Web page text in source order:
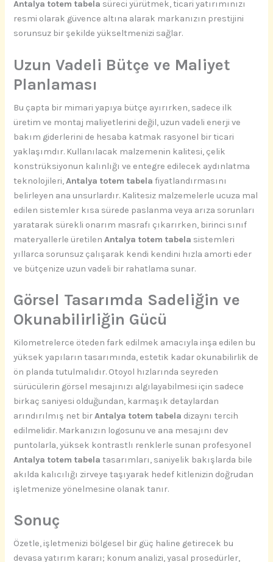
Antalya totem tabela süreci yürütmek, ticari yatırımınızı
resmi olarak güvence altına alarak markanızın prestijini
sorunsuz bir şekilde yükseltmenizi sağlar.
Uzun Vadeli Bütçe ve Maliyet
Planlaması
Bu çapta bir mimari yapıya bütçe ayırırken, sadece ilk
üretim ve montaj maliyetlerini değil, uzun vadeli enerji ve
bakım giderlerini de hesaba katmak rasyonel bir ticari
yaklaşımdır. Kullanılacak malzemenin kalitesi, çelik
konstrüksiyonun kalınlığı ve entegre edilecek aydınlatma
teknolojileri,Antalya totem tabela fiyatlandırmasını
belirleyen ana unsurlardır. Kalitesiz malzemelerle ucuza mal
edilen sistemler kısa sürede paslanma veya arıza sorunları
yaratarak sürekli onarım masrafı çıkarırken, birinci sınıf
materyallerle üretilenAntalya totem tabela sistemleri
yıllarca sorunsuz çalışarak kendi kendini hızla amorti eder
ve bütçenize uzun vadeli bir rahatlama sunar.
Görsel Tasarımda Sadeliğin ve
Okunabilirliğin Gücü
Kilometrelerce öteden fark edilmek amacıyla inşa edilen bu
yüksek yapıların tasarımında, estetik kadar okunabilirlik de
ön planda tutulmalıdır. Otoyol hızlarında seyreden
sürücülerin görsel mesajınızı algılayabilmesi için sadece
birkaç saniyesi olduğundan, karmaşık detaylardan
arındırılmış net birAntalya totem tabela dizaynı tercih
edilmelidir. Markanızın logosunu ve ana mesajını dev
puntolarla, yüksek kontrastlı renklerle sunan profesyonel
Antalya totem tabela tasarımları, saniyelik bakışlarda bile
akılda kalıcılığı zirveye taşıyarak hedef kitlenizin doğrudan
işletmenize yönelmesine olanak tanır.
Sonuç
Özetle, işletmenizi bölgesel bir güç haline getirecek bu
devasa yatırım kararı; konum analizi, yasal prosedürler,